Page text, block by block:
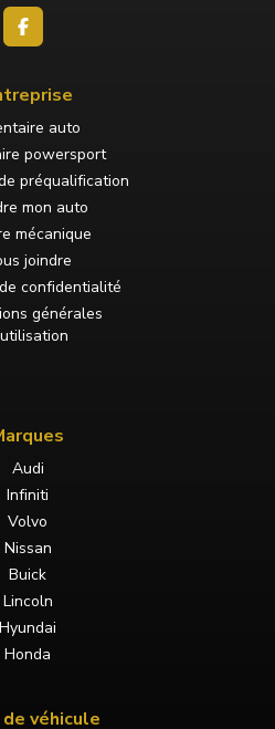
auto
powersport
préqualification
mon auto
mécanique
joindre
confidentialité
générales
Audi
Infiniti
Volvo
Nissan
Buick
Lincoln
Hyundai
Honda
véhicule